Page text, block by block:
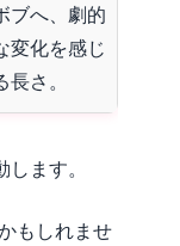
ブへ、劇的
変化を感じ
長さ。
ます。
もしれませ